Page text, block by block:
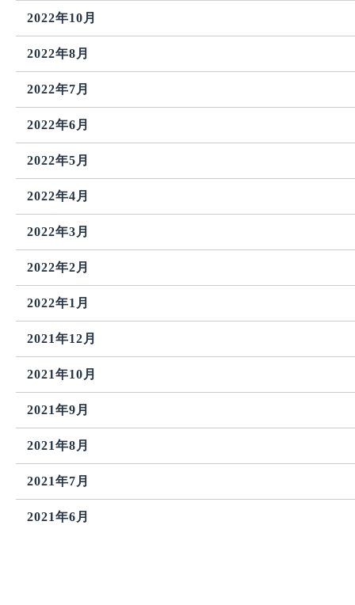
2022年10月
2022年8月
2022年7月
2022年6月
2022年5月
2022年4月
2022年3月
2022年2月
2022年1月
2021年12月
2021年10月
2021年9月
2021年8月
2021年7月
2021年6月